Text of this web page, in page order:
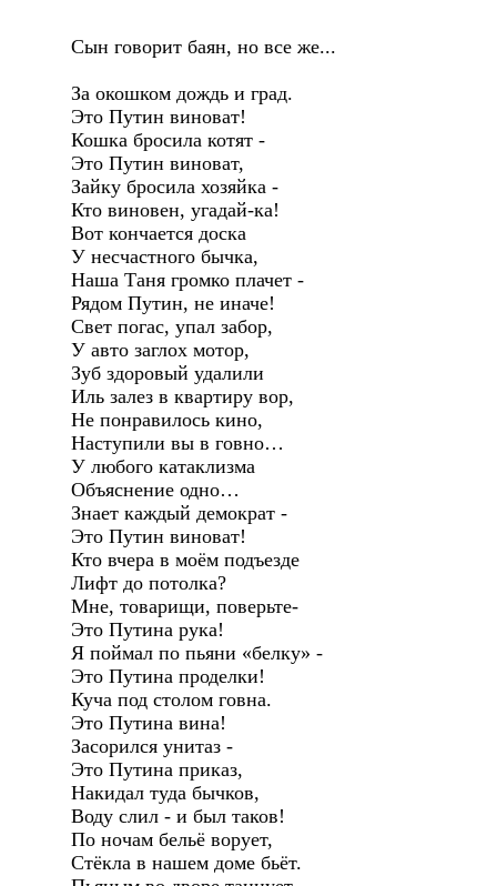
Сын говорит баян, но все же...
За окошком дождь и град.
Это Путин виноват!
Кошка бросила котят -
Это Путин виноват,
Зайку бросила хозяйка -
Кто виновен, угадай-ка!
Вот кончается доска
У несчастного бычка,
Наша Таня громко плачет -
Рядом Путин, не иначе!
Свет погас, упал забор,
У авто заглох мотор,
Зуб здоровый удалили
Иль залез в квартиру вор,
Не понравилось кино,
Наступили вы в говно…
У любого катаклизма
Объяснение одно…
Знает каждый демократ -
Это Путин виноват!
Кто вчера в моём подъезде
Лифт до потолка?
Мне, товарищи, поверьте-
Это Путина рука!
Я поймал по пьяни «белку» -
Это Путина проделки!
Куча под столом говна.
Это Путина вина!
Засорился унитаз -
Это Путина приказ,
Накидал туда бычков,
Воду слил - и был таков!
По ночам бельё ворует,
Стёкла в нашем доме бьёт.